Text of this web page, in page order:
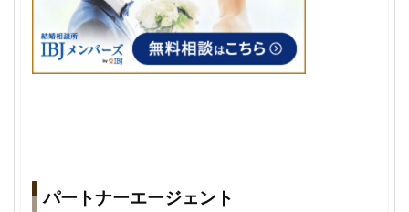
パートナーエージェント